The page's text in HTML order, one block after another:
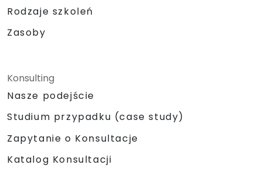
Rodzaje szkoleń
Zasoby
Konsulting
Nasze podejście
Studium przypadku (case study)
Zapytanie o Konsultacje
Katalog Konsultacji